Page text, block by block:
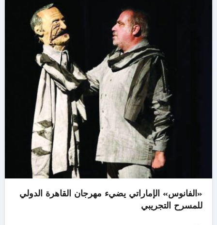
«الفانوس» الإماراتي يضيء مهرجان القاهرة الدولي
للمسرح التجريبي